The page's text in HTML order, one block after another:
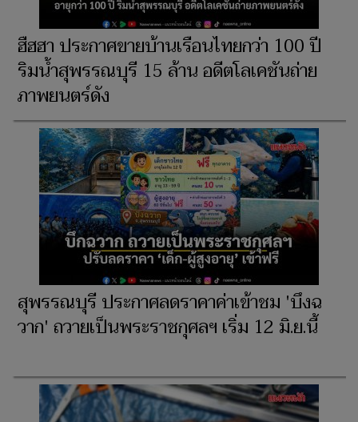
ฮืฮฮา ประกาศขายบ้านเรือนไทยกว่า 100 ปี
ริมน้ำสุพรรณบุรี 15 ล้าน อดีตโลเคชันถ่าย
ภาพยนตร์ดัง
สุพรรณบุรี ประกาศลดราคาค่าเข้าชม 'บึงฉ
วาก' ถวายเป็นพระราชกุศลฯ เริ่ม 12 มิ.ย.นี้